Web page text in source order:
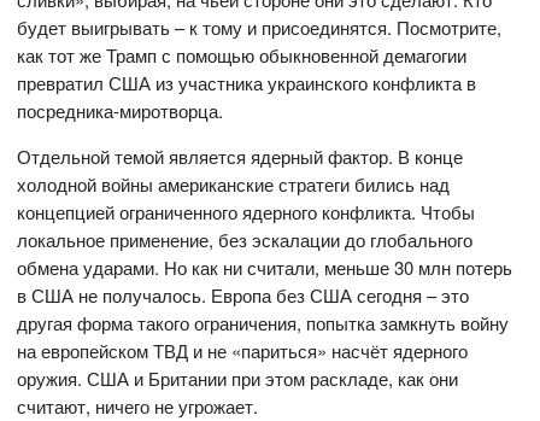
будет выигрывать – к тому и присоединятся. Посмотрите,
как тот же Трамп с помощью обыкновенной демагогии
превратил США из участника украинского конфликта в
посредника-миротворца.
Отдельной темой является ядерный фактор. В конце
холодной войны американские стратеги бились над
концепцией ограниченного ядерного конфликта. Чтобы
локальное применение, без эскалации до глобального
обмена ударами. Но как ни считали, меньше 30 млн потерь
в США не получалось. Европа без США сегодня – это
другая форма такого ограничения, попытка замкнуть войну
на европейском ТВД и не «париться» насчёт ядерного
оружия. США и Британии при этом раскладе, как они
считают, ничего не угрожает.